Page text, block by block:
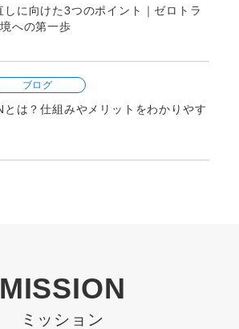
しに向けた3つのポイント｜ゼロトラ
への第一歩
ブログ
とは？仕組みやメリットをわかりやす
MISSION
ミッション